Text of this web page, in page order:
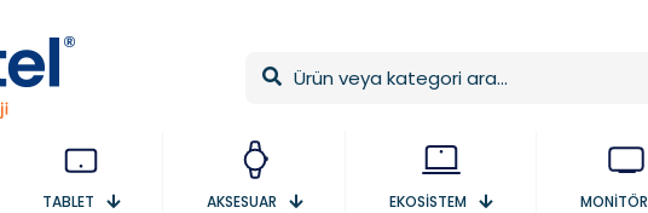
TABLET AKSESUAR EKOSİSTEM MONİTÖR